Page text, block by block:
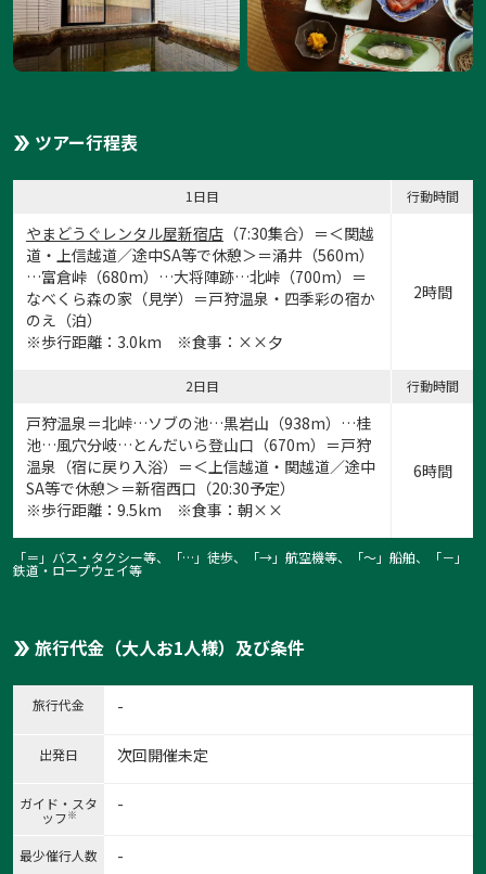
ツアー行程表
1日目 行動時間
やまどうぐレンタル屋新宿店 （7:30集合）＝＜関越
道・上信越道／途中SA等で休憩＞＝涌井（560m）
…富倉峠（680m）…大将陣跡…北峠（700m）＝
なべくら森の家（見学）＝戸狩温泉・四季彩の宿か
のえ（泊）
※歩行距離：3.0km ※食事：××夕
2時間
2日目 行動時間
戸狩温泉＝北峠…ソブの池…黒岩山（938m）…桂
池…風穴分岐…とんだいら登山口（670m）＝戸狩
温泉（宿に戻り入浴）＝＜上信越道・関越道／途中
SA等で休憩＞＝新宿西口（20:30予定）
※歩行距離：9.5km ※食事：朝××
6時間
「＝」バス・タクシー等、「…」徒歩、「→」航空機等、「〜」船舶、「－」
鉄道・ロープウェイ等
旅行代金（大人お1人様）及び条件
旅行代金 -
出発日 次回開催未定
ガイド・スタ
ッフ※ -
最少催行人数 -